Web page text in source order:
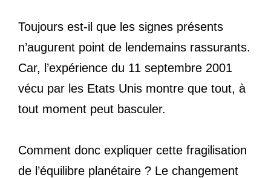
Toujours est-il que les signes présents
n’augurent point de lendemains rassurants.
Car, l’expérience du 11 septembre 2001
vécu par les Etats Unis montre que tout, à
tout moment peut basculer.
Comment donc expliquer cette fragilisation
de l’équilibre planétaire ? Le changement